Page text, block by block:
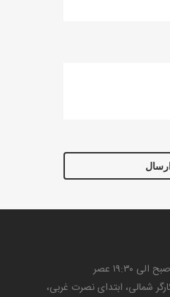
شمالی، ابتدای نصرت غربی،